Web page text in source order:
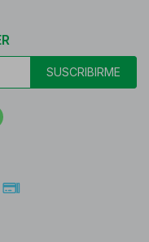
SUSCRIBIRME